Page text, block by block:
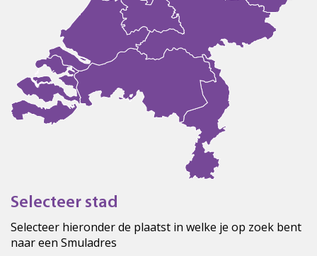
Selecteer stad
Selecteer hieronder de plaatst in welke je op zoek bent
naar een Smuladres